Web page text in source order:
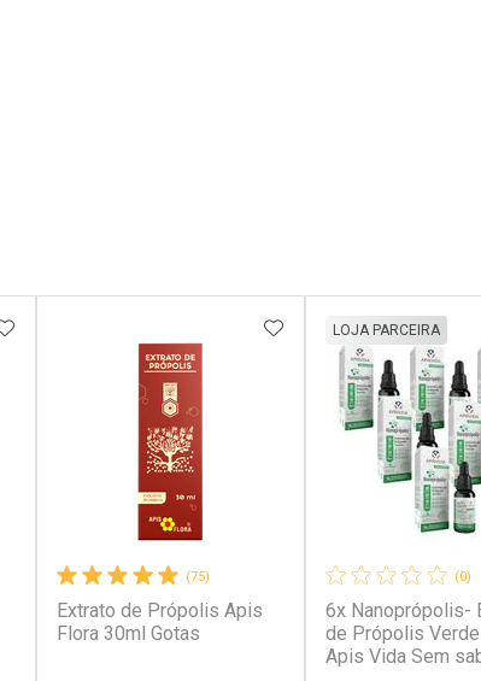
AOS FAVORITOS
(75)
Extrato de Própolis Apis
Flora 30ml Gotas
ADICIONAR AOS
(0)
6x Nanoprópolis-
de Própolis
Apis Vida Sem
LOJA PARCEIRA